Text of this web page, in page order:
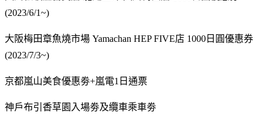
(2023/6/1~)
大阪梅田章魚燒市場 Yamachan HEP FIVE店 1000日圓優惠券
(2023/7/3~)
京都嵐山美食優惠劵+嵐電1日通票
神戶布引香草園入場劵及纜車乘車劵